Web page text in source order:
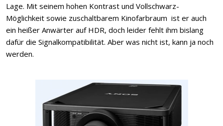
Lage. Mit seinem hohen Kontrast und Vollschwarz-
Möglichkeit sowie zuschaltbarem Kinofarbraum ist er auch
ein heißer Anwärter auf HDR, doch leider fehlt ihm bislang
dafür die Signalkompatibilität. Aber was nicht ist, kann ja noch
werden.